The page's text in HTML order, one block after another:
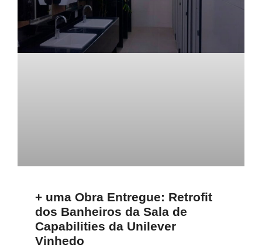
+ uma Obra Entregue: Retrofit
dos Banheiros da Sala de
Capabilities da Unilever
Vinhedo